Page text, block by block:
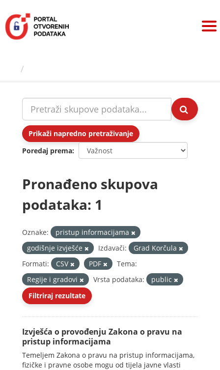
sadržaj
Prikaži napredno pretraživanje
Poredaj prema
Pronađeno skupova
podataka: 1
Oznake:
pristup informacijama
godišnje izvješće
Izdavači:
Grad Korčula
Formati:
CSV PDF
Tema:
Regije i gradovi
Vrsta podataka:
public
Filtriraj rezultate
Izvješća o provođenju Zakona o pravu na
pristup informacijama
Temeljem Zakona o pravu na pristup informacijama,
fizičke i pravne osobe mogu od tijela javne vlasti